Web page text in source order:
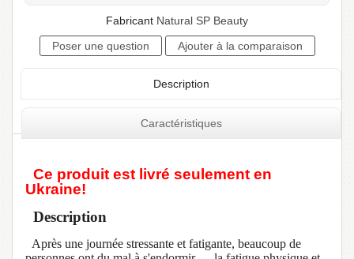
Fabricant Natural SP Beauty
Description
Caractéristiques
Ce produit est livré seulement en
Ukraine!
Description
Après une journée stressante et fatigante, beaucoup de